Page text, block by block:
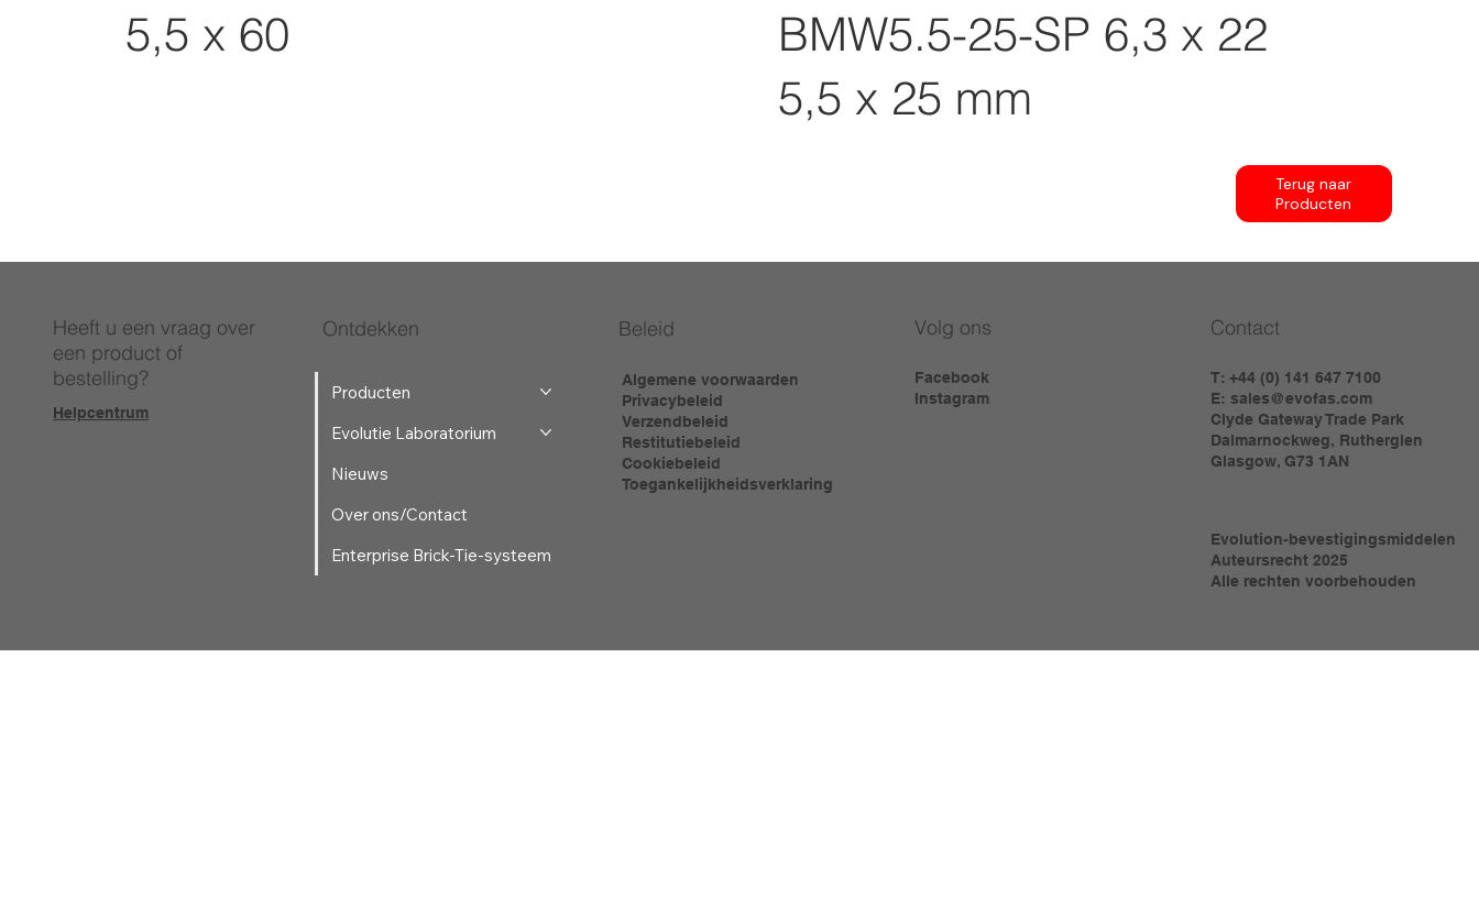
5,5 x 60
BMW5.5-25-SP
5,5 x 25 mm
6,3 x 22
Terug naar
Producten
Heeft u een vraag over
een product of
bestelling?
Helpcentrum
Ontdekken
Producten
Evolutie Laboratorium
Nieuws
Over ons/Contact
Enterprise Brick-Tie-systeem
Beleid
Algemene voorwaarden
Privacybeleid
Verzendbeleid
Restitutiebeleid
Cookiebeleid
Toegankelijkheidsverklaring
Volg ons
Facebook
Instagram
Contact
T: +44 (0) 141 647 7100
E:sales@evofas.com
Clyde Gateway Trade Park
Dalmarnockweg, Rutherglen
Glasgow, G73 1AN
Evolution-bevestigingsmiddelen
Auteursrecht 2025
Alle rechten voorbehouden